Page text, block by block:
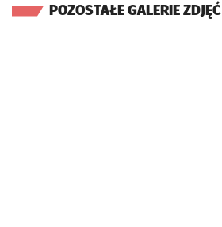
POZOSTAŁE GALERIE ZDJĘĆ